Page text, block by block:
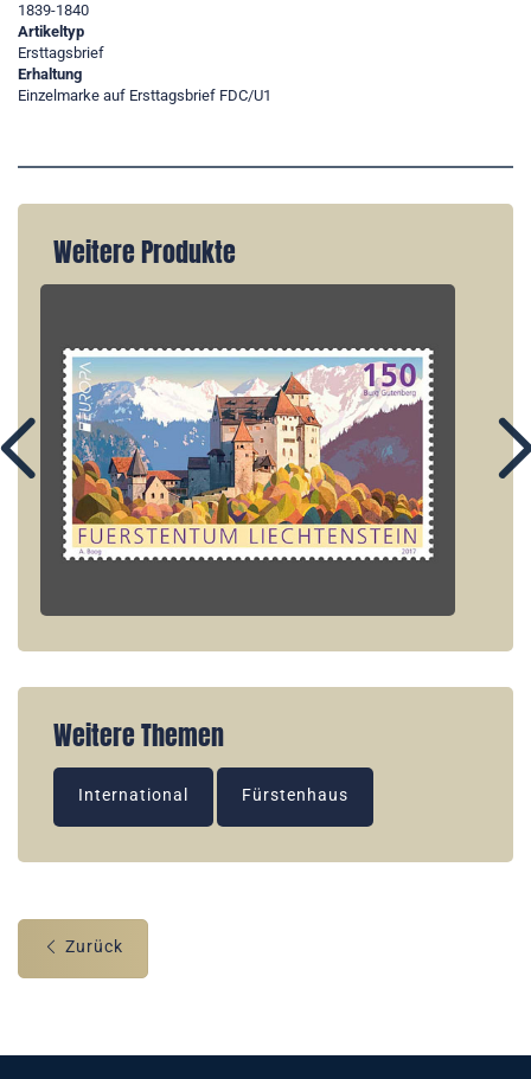
1839-1840
Artikeltyp
Ersttagsbrief
Erhaltung
Einzelmarke auf Ersttagsbrief FDC/U1
Weitere Produkte
Weitere Themen
International Fürstenhaus
Zurück